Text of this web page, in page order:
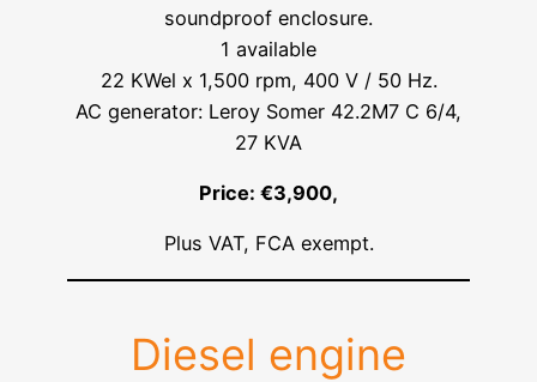
soundproof enclosure.
1 available
22 KWel x 1,500 rpm, 400 V / 50 Hz.
AC generator: Leroy Somer 42.2M7 C 6/4,
27 KVA
Price: €3,900,
Plus VAT, FCA exempt.
Diesel engine